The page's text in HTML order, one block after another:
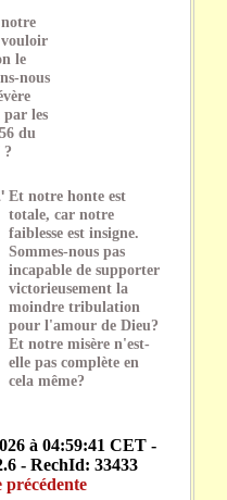
le
nous
par les
du
?
Et notre honte est
totale, car notre
faiblesse est insigne.
Sommes-nous pas
incapable de supporter
victorieusement la
moindre tribulation
pour l'amour de Dieu?
Et notre misère n'est-
elle pas complète en
cela même?
à 04:59:41 CET -
- RechId: 33433
précédente